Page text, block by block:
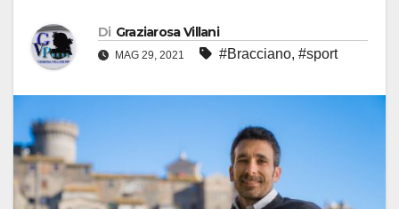
Di Graziarosa Villani
MAG 29, 2021 #Bracciano, #sport